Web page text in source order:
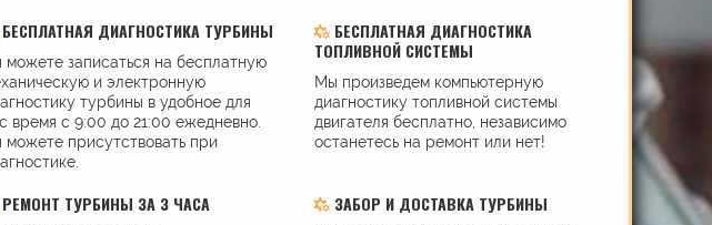
БЕСПЛАТНАЯ ДИАГНОСТИКА ТУРБИНЫ
можете записаться на бесплатную
и электронную
турбины в удобное для
время с 9:00 до 21:00 ежедневно.
можете присутствовать при
БЕСПЛАТНАЯ ДИАГНОСТИКА
ТОПЛИВНОЙ СИСТЕМЫ
Мы произведем компьютерную
диагностику топливной системы
двигателя бесплатно, независимо
останетесь на ремонт или нет!
РЕМОНТ ТУРБИНЫ ЗА 3 ЧАСА ЗАБОР И ДОСТАВКА ТУРБИНЫ